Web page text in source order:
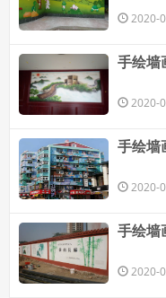
2020-
手绘墙
2020-
手绘墙
2020-
手绘墙
2020-